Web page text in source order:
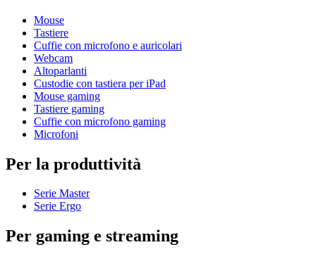
Mouse
Tastiere
Cuffie con microfono e auricolari
Webcam
Altoparlanti
Custodie con tastiera per iPad
Mouse gaming
Tastiere gaming
Cuffie con microfono gaming
Microfoni
Per la produttività
Serie Master
Serie Ergo
Per gaming e streaming